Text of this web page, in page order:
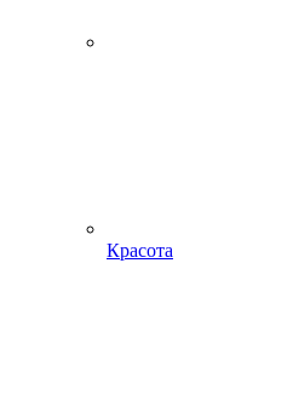
Красота